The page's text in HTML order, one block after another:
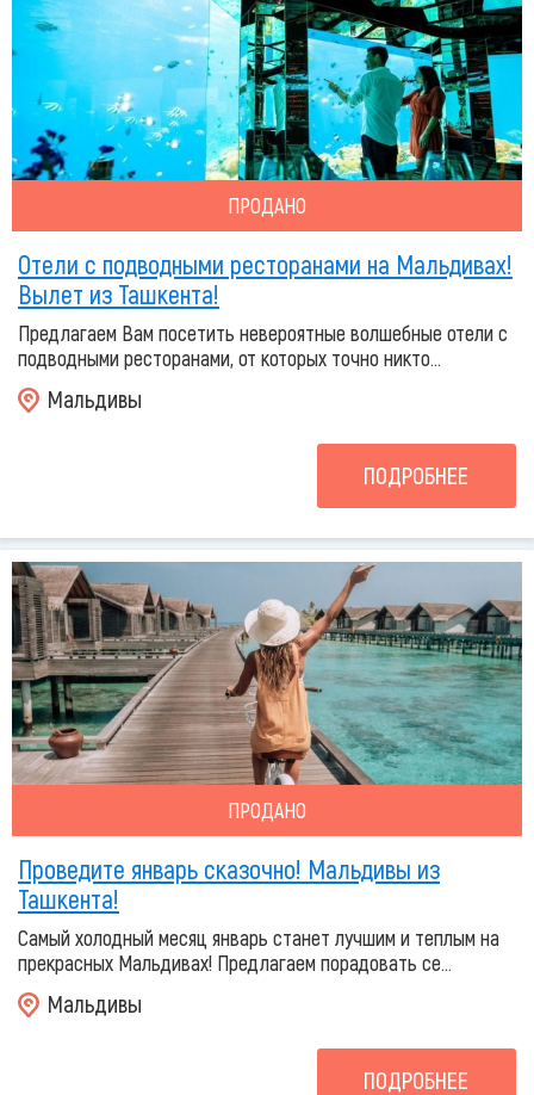
ПРОДАНО
Отели с подводными ресторанами на Мальдивах!
Вылет из Ташкента!
Предлагаем Вам посетить невероятные волшебные отели с
подводными ресторанами, от которых точно никто...
Мальдивы
ПОДРОБНЕЕ
ПРОДАНО
Проведите январь сказочно! Мальдивы из
Ташкента!
Самый холодный месяц январь станет лучшим и теплым на
прекрасных Мальдивах! Предлагаем порадовать се...
Мальдивы
ПОДРОБНЕЕ